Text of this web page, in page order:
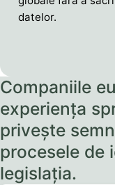
datelor.
Companiile
experiența
privește
procesele de
legislația.